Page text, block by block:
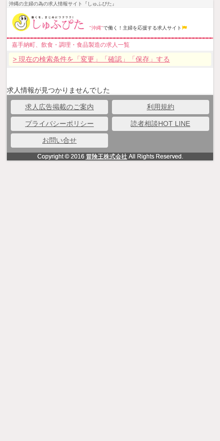
沖縄の主婦の為の求人情報サイト『しゅふぴた』
"沖縄"で働く！主婦を応援する求人サイト
嘉手納町、飲食・調理・食品製造の求人一覧
> 現在の検索条件を「変更」「確認」「保存」する
求人情報が見つかりませんでした
求人広告掲載のご案内 利用規約
プライバシーポリシー 読者相談HOT LINE
お問い合せ
Copyright © 2016 冒険王株式会社All Rights Reserved.